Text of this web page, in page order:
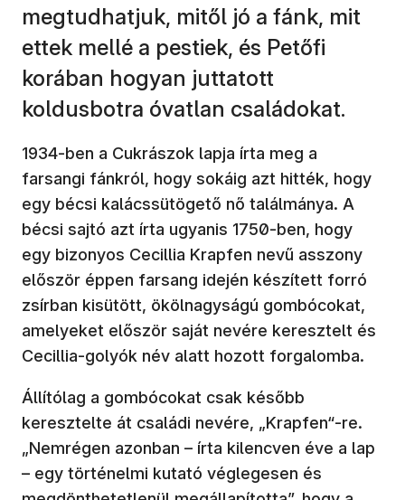
megtudhatjuk, mitől jó a fánk, mit
ettek mellé a pestiek, és Petőfi
korában hogyan juttatott
koldusbotra óvatlan családokat.
1934-ben a Cukrászok lapja írta meg a
farsangi fánkról, hogy sokáig azt hitték, hogy
egy bécsi kalácssütögető nő találmánya. A
bécsi sajtó azt írta ugyanis 1750-ben, hogy
egy bizonyos Cecillia Krapfen nevű asszony
először éppen farsang idején készített forró
zsírban kisütött, ökölnagyságú gombócokat,
amelyeket először saját nevére keresztelt és
Cecillia-golyók név alatt hozott forgalomba.
Állítólag a gombócokat csak később
keresztelte át családi nevére, „Krapfen“-re.
„Nemrégen azonban – írta kilencven éve a lap
– egy történelmi kutató véglegesen és